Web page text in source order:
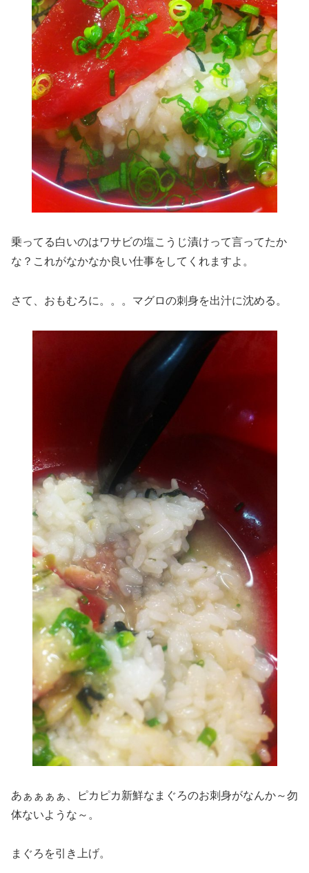
乗ってる白いのはワサビの塩こうじ漬けって言ってたか
な？これがなかなか良い仕事をしてくれますよ。
さて、おもむろに。。。マグロの刺身を出汁に沈める。
あぁぁぁぁ、ピカピカ新鮮なまぐろのお刺身がなんか～勿
体ないような～。
まぐろを引き上げ。